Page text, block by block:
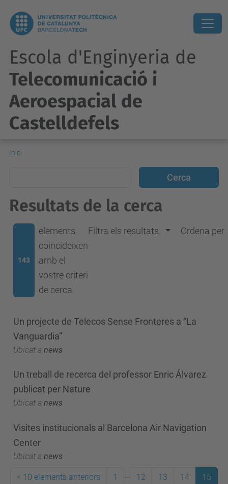
Escola d'Enginyeria de
Telecomunicació i
Aeroespacial de
Castelldefels
Inici
Resultats de la cerca
143
elements
coincideixen
amb el
vostre criteri
de cerca
Filtra els resultats. Ordena per
Un projecte de Telecos Sense Fronteres a “La
Vanguardia”
Ubicat a news
Un treball de recerca del professor Enric Álvarez
publicat per Nature
Ubicat a news
Visites institucionals al Barcelona Air Navigation
Center
Ubicat a news
< 10 elements anteriors 1 12 13 14 15